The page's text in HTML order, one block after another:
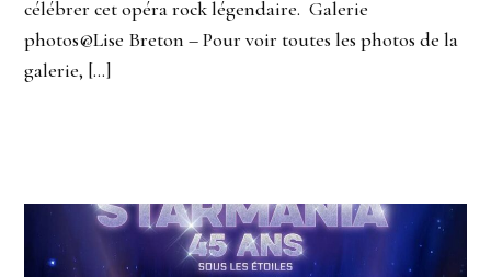
célébrer cet opéra rock légendaire. Galerie
photos@Lise Breton – Pour voir toutes les photos de la
galerie, […]